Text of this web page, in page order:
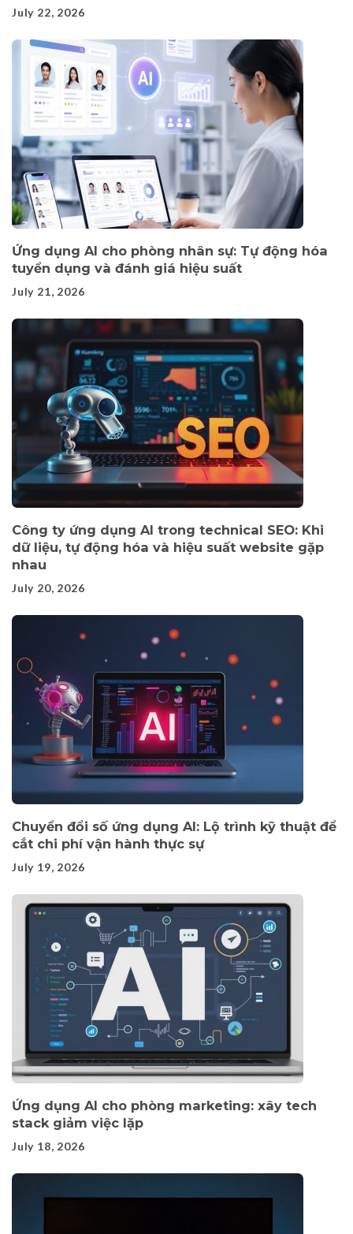
July 22, 2026
Ứng dụng AI cho phòng nhân sự: Tự động hóa
tuyển dụng và đánh giá hiệu suất
July 21, 2026
Công ty ứng dụng AI trong technical SEO: Khi
dữ liệu, tự động hóa và hiệu suất website gặp
nhau
July 20, 2026
Chuyển đổi số ứng dụng AI: Lộ trình kỹ thuật để
cắt chi phí vận hành thực sự
July 19, 2026
Ứng dụng AI cho phòng marketing: xây tech
stack giảm việc lặp
July 18, 2026